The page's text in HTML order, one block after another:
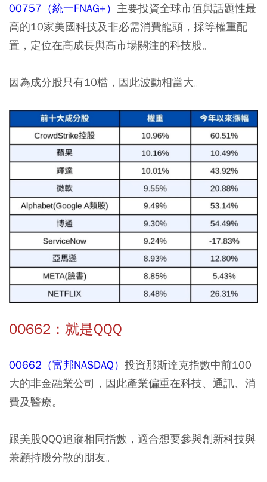
00757（統一FNAG+） 主要投資全球市值與話題性最
高的10家美國科技及非必需消費龍頭，採等權重配
置，定位在高成長與高市場關注的科技股。
因為成分股只有10檔，因此波動相當大。
00662：就是QQQ
00662（富邦NASDAQ） 投資那斯達克指數中前100
大的非金融業公司，因此產業偏重在科技、通訊、消
費及醫療。
跟美股QQQ追蹤相同指數，適合想要參與創新科技與
兼顧持股分散的朋友。